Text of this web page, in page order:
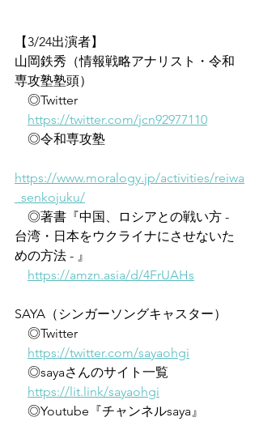
【3/24出演者】
山岡鉄秀（情報戦略アナリスト・令和
専攻塾塾頭）
◎Twitter
https://twitter.com/jcn92977110
◎令和専攻塾
https://www.moralogy.jp/activities/reiwa
_senkojuku/
◎著書『中国、ロシアとの戦い方 -
台湾・日本をウクライナにさせないた
めの方法 - 』
https://amzn.asia/d/4FrUAHs
SAYA（シンガーソングキャスター）
◎Twitter
https://twitter.com/sayaohgi
◎sayaさんのサイト一覧
https://lit.link/sayaohgi
◎Youtube『チャンネルsaya』